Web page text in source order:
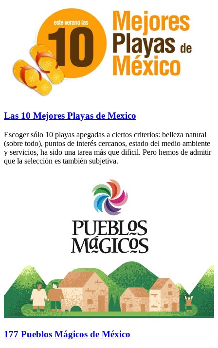
Las 10 Mejores Playas de Mexico
Escoger sólo 10 playas apegadas a ciertos criterios: belleza natural
(sobre todo), puntos de interés cercanos, estado del medio ambiente
y servicios, ha sido una tarea más que dificil. Pero hemos de admitir
que la selección es también subjetiva.
177 Pueblos Mágicos de México